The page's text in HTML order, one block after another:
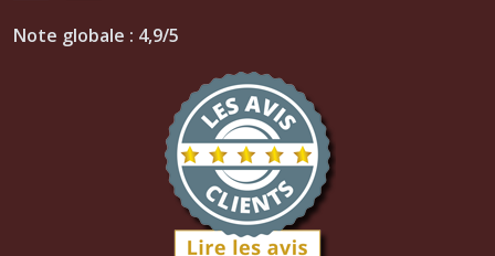
Note globale : 4,9/5